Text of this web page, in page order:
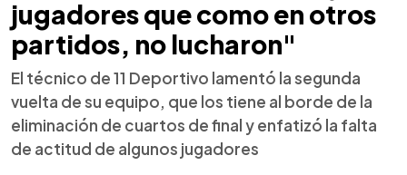
jugadores que como en otros
partidos, no lucharon"
El técnico de 11 Deportivo lamentó la segunda
vuelta de su equipo, que los tiene al borde de la
eliminación de cuartos de final y enfatizó la falta
de actitud de algunos jugadores